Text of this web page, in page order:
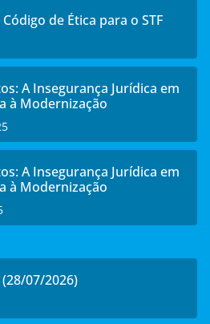
de Ética para o STF
A Insegurança Jurídica em
à Modernização
A Insegurança Jurídica em
à Modernização
07/2026)